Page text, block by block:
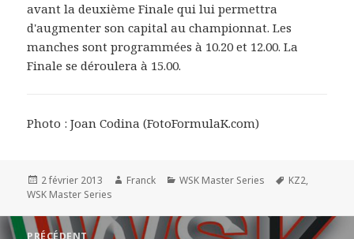
avant la deuxième Finale qui lui permettra
d'augmenter son capital au championnat. Les
manches sont programmées à 10.20 et 12.00. La
Finale se déroulera à 15.00.
Photo : Joan Codina (FotoFormulaK.com)
Publié
le
2 février 2013 Auteur
Franck Catégories
WSK Master Series
Mots-
KZ2,
WSK Master Series
Navigation